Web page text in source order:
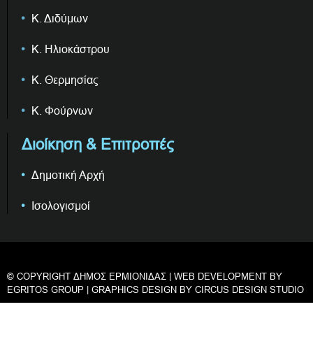
Κ. Διδύμων
Κ. Ηλιοκάστρου
Κ. Θερμησίας
Κ. Φούρνων
Διοίκηση & Επιτροπές
Δημοτική Αρχή
Ισολογισμοί
© COPYRIGHT ΔΗΜΟΣ ΕΡΜΙΟΝΙΔΑΣ | WEB DEVELOPMENT BY
EGRITOS GROUP | GRAPHICS DESIGN BY CIRCUS DESIGN STUDIO